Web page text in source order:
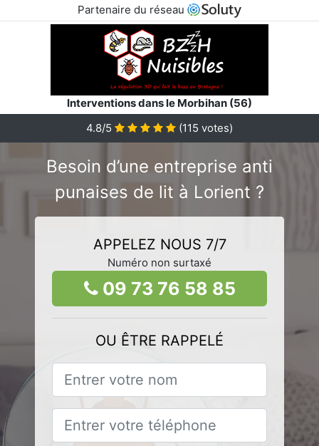
Partenaire du réseau
Interventions dans le Morbihan (56)
4.8/5
(115 votes)
Besoin d’une entreprise anti
punaises de lit à Lorient ?
APPELEZ NOUS 7/7
Numéro non surtaxé
09 73 76 58 85
OU ÊTRE RAPPELÉ